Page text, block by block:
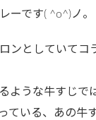
ーです( ^o^)ノ。
ンとしていてコ
ような牛すじで
ている、あの牛